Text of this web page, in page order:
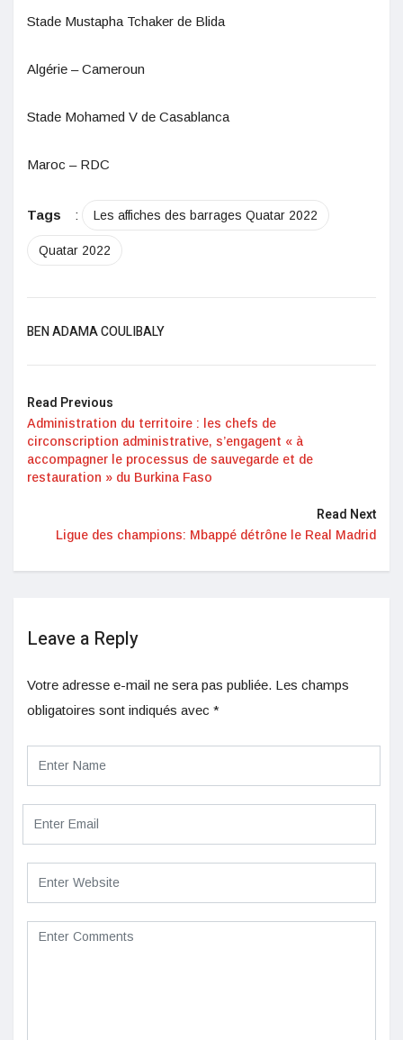
Stade Mustapha Tchaker de Blida
Algérie – Cameroun
Stade Mohamed V de Casablanca
Maroc – RDC
Tags : Les affiches des barrages Quatar 2022
Quatar 2022
BEN ADAMA COULIBALY
Read Previous
Administration du territoire : les chefs de
circonscription administrative, s’engagent « à
accompagner le processus de sauvegarde et de
restauration » du Burkina Faso
Read Next
Ligue des champions: Mbappé détrône le Real Madrid
Leave a Reply
Votre adresse e-mail ne sera pas publiée. Les champs
obligatoires sont indiqués avec *